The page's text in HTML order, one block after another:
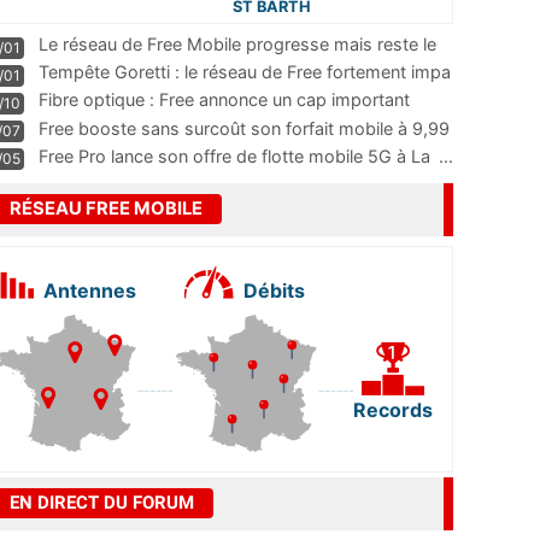
ST BARTH
Le réseau de Free Mobile progresse mais reste le
m
...
Tempête Goretti : le réseau de Free fortement impa
Fibre optique : Free annonce un cap important
pass
...
Free booste sans surcoût son forfait mobile à 9,99
Free Pro lance son offre de flotte mobile 5G à La ...
RÉSEAU FREE MOBILE
Antennes Débits
Records
EN DIRECT DU FORUM